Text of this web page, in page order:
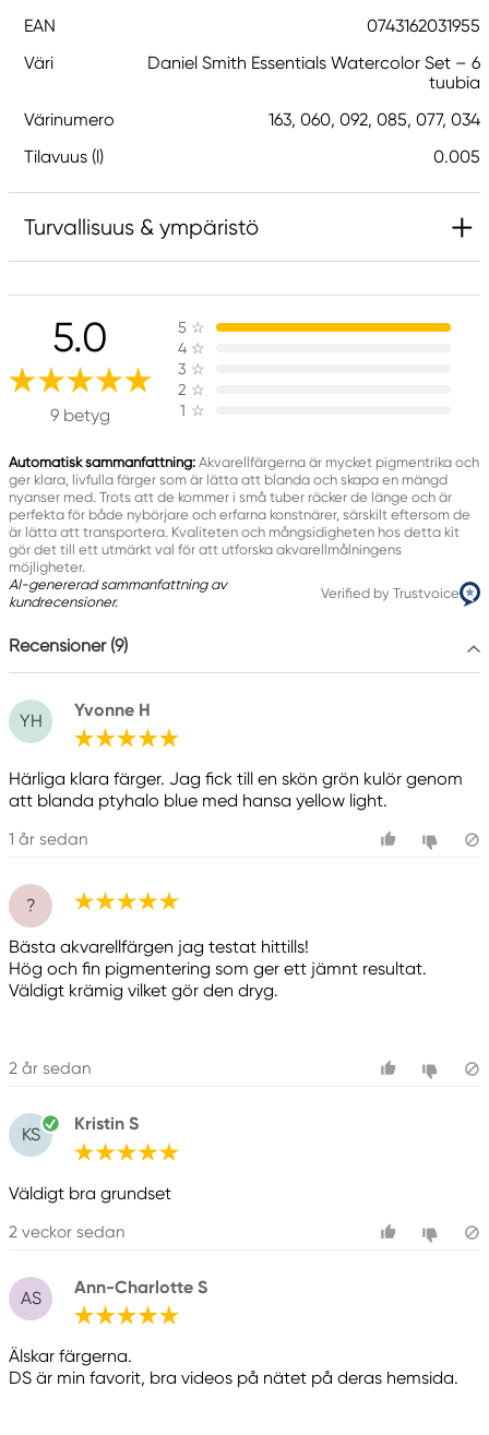
EAN
0743162031955
Väri
Daniel Smith Essentials Watercolor Set – 6
tuubia
Värinumero
163, 060, 092, 085, 077, 034
Tilavuus (l)
0.005
Turvallisuus & ympäristö
Vastuullinen EU
Daniel Smith
Stelling A/S
Amagertorv 9, 1 sal
1160 Köpenhamn K, Denmark
+45 33 11 33 22
Valmistaja
Daniel Smith
Daniel Smith Inc
4150 1ST Ave S Seattle, WA
5.0
9 betyg
5 ☆
4 ☆
3 ☆
2 ☆
1 ☆
Automatisk sammanfattning: Akvarellfärgerna är mycket pigmentrika och
ger klara, livfulla färger som är lätta att blanda och skapa en mängd
nyanser med. Trots att de kommer i små tuber räcker de länge och är
perfekta för både nybörjare och erfarna konstnärer, särskilt eftersom de
är lätta att transportera. Kvaliteten och mångsidigheten hos detta kit
gör det till ett utmärkt val för att utforska akvarellmålningens
möjligheter.
AI-genererad sammanfattning av
kundrecensioner.
Verified by Trustvoice
Recensioner (9)
YH
Yvonne H
Härliga klara färger. Jag fick till en skön grön kulör genom
att blanda ptyhalo blue med hansa yellow light.
1 år sedan
?
Bästa akvarellfärgen jag testat hittills!
Hög och fin pigmentering som ger ett jämnt resultat.
Väldigt krämig vilket gör den dryg.
2 år sedan
KS
Kristin S
Väldigt bra grundset
2 veckor sedan
AS
Ann-Charlotte S
Älskar färgerna.
DS är min favorit, bra videos på nätet på deras hemsida.